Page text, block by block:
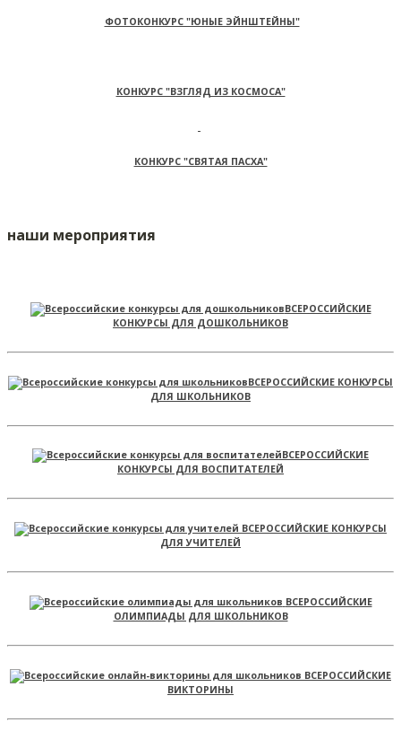
ФОТОКОНКУРС "ЮНЫЕ ЭЙНШТЕЙНЫ"
КОНКУРС "ВЗГЛЯД ИЗ КОСМОСА"
КОНКУРС "СВЯТАЯ ПАСХА"
наши мероприятия
ВСЕРОССИЙСКИЕ
КОНКУРСЫ ДЛЯ ДОШКОЛЬНИКОВ
ВСЕРОССИЙСКИЕ КОНКУРСЫ
ДЛЯ ШКОЛЬНИКОВ
ВСЕРОССИЙСКИЕ
КОНКУРСЫ ДЛЯ ВОСПИТАТЕЛЕЙ
ВСЕРОССИЙСКИЕ КОНКУРСЫ
ДЛЯ УЧИТЕЛЕЙ
ВСЕРОССИЙСКИЕ
ОЛИМПИАДЫ ДЛЯ ШКОЛЬНИКОВ
ВСЕРОССИЙСКИЕ
ВИКТОРИНЫ